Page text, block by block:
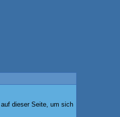
dieser Seite, um sich